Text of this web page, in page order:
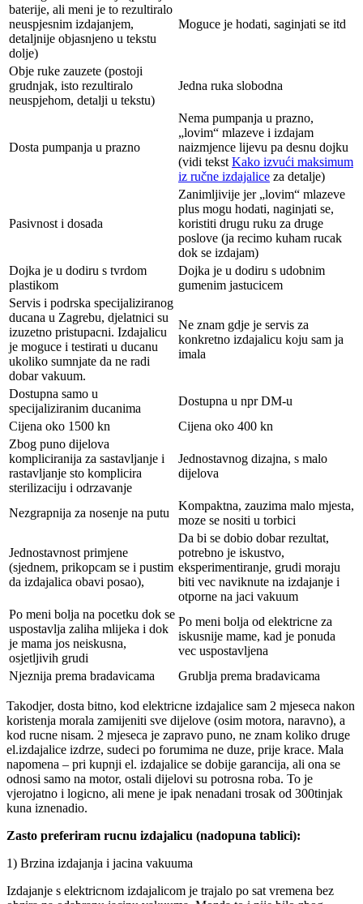
baterije, ali meni je to rezultiralo
neuspjesnim izdajanjem,
detaljnije objasnjeno u tekstu
dolje)
Moguce je hodati, saginjati se itd
Obje ruke zauzete (postoji
grudnjak, isto rezultiralo
neuspjehom, detalji u tekstu)
Jedna ruka slobodna
Dosta pumpanja u prazno
Nema pumpanja u prazno,
„lovim“ mlazeve i izdajam
naizmjence lijevu pa desnu dojku
(vidi tekst Kako izvući maksimum
iz ručne izdajalice za detalje)
Pasivnost i dosada
Zanimljivije jer „lovim“ mlazeve
plus mogu hodati, naginjati se,
koristiti drugu ruku za druge
poslove (ja recimo kuham rucak
dok se izdajam)
Dojka je u dodiru s tvrdom
plastikom
Dojka je u dodiru s udobnim
gumenim jastucicem
Servis i podrska specijaliziranog
ducana u Zagrebu, djelatnici su
izuzetno pristupacni. Izdajalicu
je moguce i testirati u ducanu
ukoliko sumnjate da ne radi
dobar vakuum.
Ne znam gdje je servis za
konkretno izdajalicu koju sam ja
imala
Dostupna samo u
specijaliziranim ducanima
Dostupna u npr DM-u
Cijena oko 1500 kn
Cijena oko 400 kn
Zbog puno dijelova
kompliciranija za sastavljanje i
rastavljanje sto komplicira
sterilizaciju i odrzavanje
Jednostavnog dizajna, s malo
dijelova
Nezgrapnija za nosenje na putu
Kompaktna, zauzima malo mjesta,
moze se nositi u torbici
Jednostavnost primjene
(sjednem, prikopcam se i pustim
da izdajalica obavi posao),
Da bi se dobio dobar rezultat,
potrebno je iskustvo,
eksperimentiranje, grudi moraju
biti vec naviknute na izdajanje i
otporne na jaci vakuum
Po meni bolja na pocetku dok se
uspostavlja zaliha mlijeka i dok
je mama jos neiskusna,
osjetljivih grudi
Po meni bolja od elektricne za
iskusnije mame, kad je ponuda
vec uspostavljena
Njeznija prema bradavicama
Grublja prema bradavicama
Takodjer, dosta bitno, kod elektricne izdajalice sam 2 mjeseca nakon
koristenja morala zamijeniti sve dijelove (osim motora, naravno), a
kod rucne nisam. 2 mjeseca je zapravo puno, ne znam koliko druge
el.izdajalice izdrze, sudeci po forumima ne duze, prije krace. Mala
napomena – pri kupnji el. izdajalice se dobije garancija, ali ona se
odnosi samo na motor, ostali dijelovi su potrosna roba. To je
vjerojatno i logicno, ali mene je ipak nenadani trosak od 300tinjak
kuna iznenadio.
Zasto preferiram rucnu izdajalicu (nadopuna tablici):
1) Brzina izdajanja i jacina vakuuma
Izdajanje s elektricnom izdajalicom je trajalo po sat vremena bez